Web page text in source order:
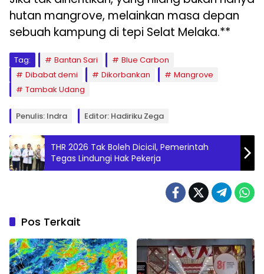
hutan mangrove, melainkan masa depan
sebuah kampung di tepi Selat Melaka.**
Tag: Bantan Sari
Blue Carbon
Dibabat demi
Dikorbankan
Mangrove
Tambak Udang
Penulis: Indra Editor: Hadiriku Zega
THR 2026 Tak Boleh Dicicil, Pemerintah
Tegas Lindungi Hak Pekerja
Pos Terkait